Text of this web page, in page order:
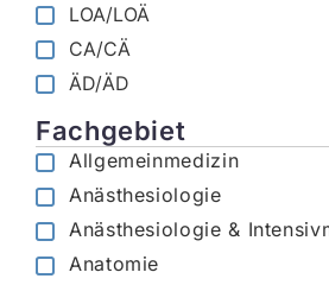
LOA/LOÄ
CA/CÄ
ÄD/ÄD
Fachgebiet
Allgemeinmedizin
Anästhesiologie
Anästhesiologie &
Anatomie